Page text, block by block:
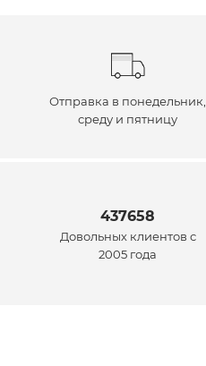
Отправка в понедельник,
среду и пятницу
437658
Довольных клиентов с
2005 года